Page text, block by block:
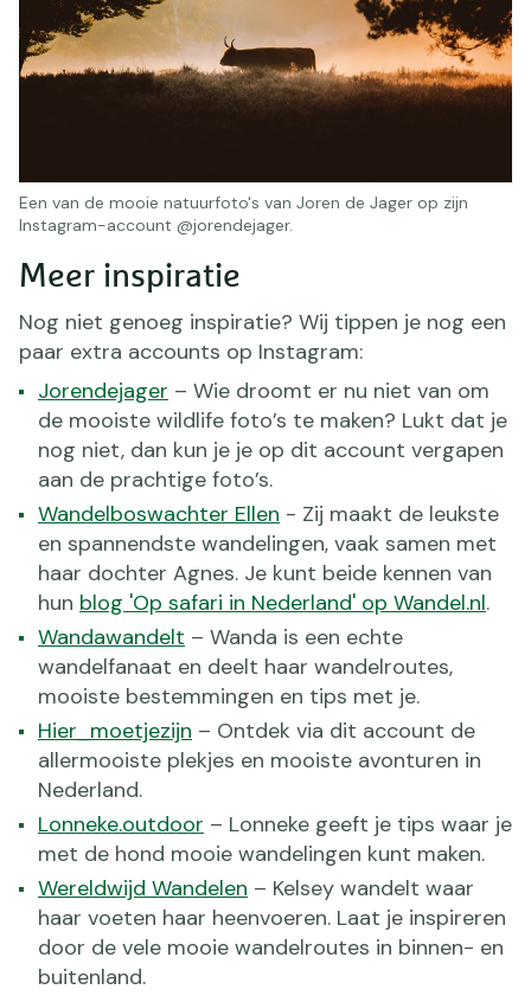
Een van de mooie natuurfoto's van Joren de Jager op zijn
Instagram-account @jorendejager.
Meer inspiratie
Nog niet genoeg inspiratie? Wij tippen je nog een
paar extra accounts op Instagram:
Jorendejager – Wie droomt er nu niet van om
de mooiste wildlife foto’s te maken? Lukt dat je
nog niet, dan kun je je op dit account vergapen
aan de prachtige foto’s.
Wandelboswachter Ellen - Zij maakt de leukste
en spannendste wandelingen, vaak samen met
haar dochter Agnes. Je kunt beide kennen van
hun blog 'Op safari in Nederland' op Wandel.nl.
Wandawandelt – Wanda is een echte
wandelfanaat en deelt haar wandelroutes,
mooiste bestemmingen en tips met je.
Hier_moetjezijn – Ontdek via dit account de
allermooiste plekjes en mooiste avonturen in
Nederland.
Lonneke.outdoor – Lonneke geeft je tips waar je
met de hond mooie wandelingen kunt maken.
Wereldwijd Wandelen – Kelsey wandelt waar
haar voeten haar heenvoeren. Laat je inspireren
door de vele mooie wandelroutes in binnen- en
buitenland.